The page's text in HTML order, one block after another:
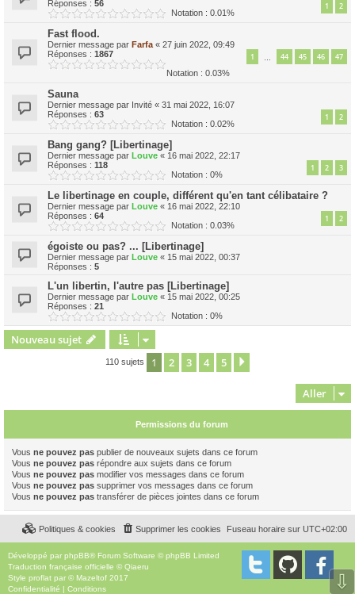
Réponses : 56 1 2
Notation : 0.01%
Fast flood.
Dernier message par Farfa « 27 juin 2022, 09:49
Réponses : 1867 1 44 45 46 47
Notation : 0.03%
Sauna
Dernier message par Invité « 31 mai 2022, 16:07
Réponses : 63 1 2
Notation : 0.02%
Bang gang? [Libertinage]
Dernier message par Louve « 16 mai 2022, 22:17
Réponses : 118 1 2 3
Notation : 0%
Le libertinage en couple, différent qu'en tant célibataire ?
Dernier message par Louve « 16 mai 2022, 22:10
Réponses : 64 1 2
Notation : 0.03%
égoiste ou pas? ... [Libertinage]
Dernier message par Louve « 15 mai 2022, 00:37
Réponses : 5
L'un libertin, l'autre pas [Libertinage]
Dernier message par Louve « 15 mai 2022, 00:25
Réponses : 21
Notation : 0%
Nouveau sujet
110 sujets 1 2 3 4 5
Aller
Permissions du forum
Vous ne pouvez pas publier de nouveaux sujets dans ce forum
Vous ne pouvez pas répondre aux sujets dans ce forum
Vous ne pouvez pas modifier vos messages dans ce forum
Vous ne pouvez pas supprimer vos messages dans ce forum
Vous ne pouvez pas transférer de pièces jointes dans ce forum
Fuseau horaire sur UTC+02:00
Supprimer les cookies
Politiques & cookies
Développé par phpBB® Forum Software © phpBB Limited
Traduction française officielle ©Qiaeru
Style proflat par © Mazeltof 2017
Confidentialité | Conditions ⇩